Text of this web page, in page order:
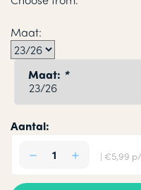
Maat:
Maat: *
Aantal:
| €5,99